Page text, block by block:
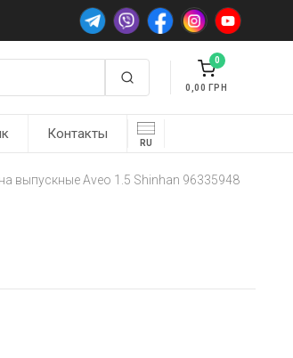
0
0,00
Контакты
RU
выпускные Aveo 1.5 Shinhan 96335948